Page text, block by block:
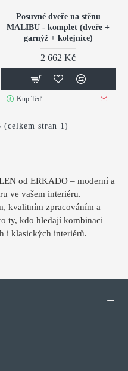
od ERKADO – moderní a
ve vašem interiéru.
kvalitním zpracováním a
ty, kdo hledají kombinaci
i klasických interiérů.
Posuvné dveře na stěnu
MALIBU - komplet (dveře +
garnýž + kolejnice)
2 662 Kč
Kup Teď
(celkem stran 1)